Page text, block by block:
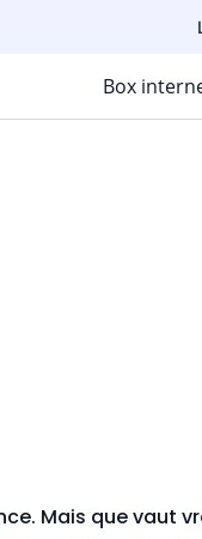
Box
Mais que vaut